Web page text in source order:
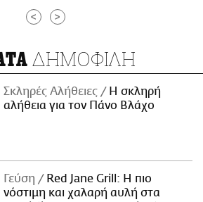
< >
ΔΗΜΟΦΙΛΗ
Σκληρές Αλήθειες
H σκληρή
αλήθεια για τον Πάνο Βλάχο
Γεύση
Red Jane Grill: Η πιο
νόστιμη και χαλαρή αυλή στα